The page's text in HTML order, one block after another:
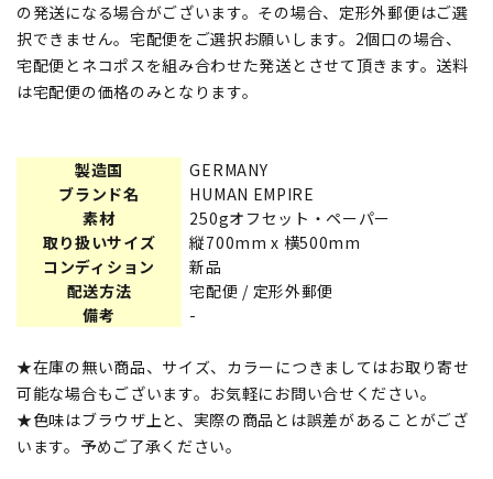
の発送になる場合がございます。その場合、定形外郵便はご選
択できません。宅配便をご選択お願いします。2個口の場合、
宅配便とネコポスを組み合わせた発送とさせて頂きます。送料
は宅配便の価格のみとなります。
製造国
GERMANY
ブランド名
HUMAN EMPIRE
素材
250gオフセット・ペーパー
取り扱いサイズ
縦700mm x 横500mm
コンディション
新品
配送方法
宅配便 / 定形外郵便
備考
-
★在庫の無い商品、サイズ、カラーにつきましてはお取り寄せ
可能な場合もございます。お気軽にお問い合せください。
★色味はブラウザ上と、実際の商品とは誤差があることがござ
います。予めご了承ください。